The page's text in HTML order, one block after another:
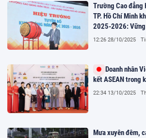
Trường Cao đẳng
TP. Hồ Chí Minh
2025-2026: Vững
cương - Sáng tạo
12:26 28/10/2025
Doanh nhân Việt Nam đẩy mạnh liên
kết ASEAN trong
22:34 13/10/2025
Mưa xuyên đêm,